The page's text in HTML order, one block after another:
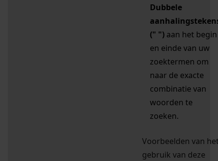
Dubbele
(" ") aan het begin
en einde van uw
zoektermen om
naar de exacte
combinatie van
woorden te
zoeken.
Voorbeelden van
gebruik van deze